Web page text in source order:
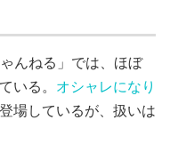
んねる」では、ほぼ
いる。 オシャレになり
場しているが、扱いは